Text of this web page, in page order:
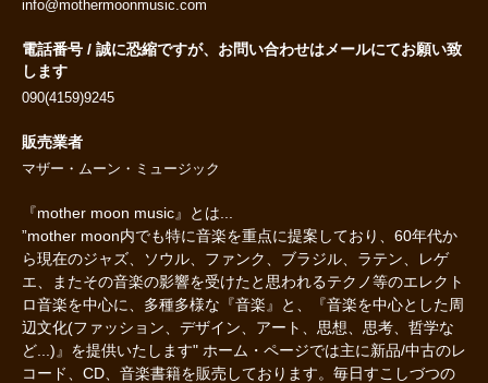
info@mothermoonmusic.com
電話番号 / 誠に恐縮ですが、お問い合わせはメールにてお願い致
します
090(4159)9245
販売業者
マザー・ムーン・ミュージック
『mother moon music』とは...
”mother moon内でも特に音楽を重点に提案しており、60年代か
ら現在のジャズ、ソウル、ファンク、ブラジル、ラテン、レゲ
エ、またその音楽の影響を受けたと思われるテクノ等のエレクト
ロ音楽を中心に、多種多様な『音楽』と、『音楽を中心とした周
辺文化(ファッション、デザイン、アート、思想、思考、哲学な
ど...)』を提供いたします" ホーム・ページでは主に新品/中古のレ
コード、CD、音楽書籍を販売しております。毎日すこしづつの